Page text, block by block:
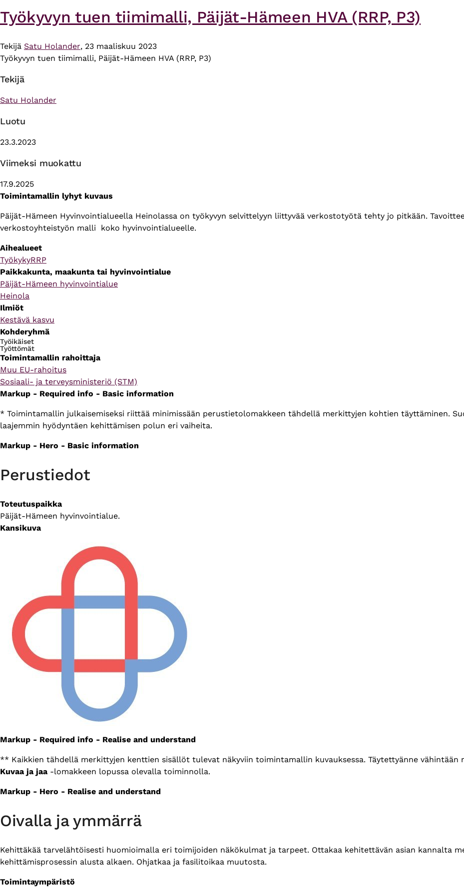
Työkyvyn tuen tiimimalli, Päijät-Hämeen HVA (RRP, P3)
Tekijä Satu Holander, 23 maaliskuu 2023
Työkyvyn tuen tiimimalli, Päijät-Hämeen HVA (RRP, P3)
Tekijä
Satu Holander
Luotu
23.3.2023
Viimeksi muokattu
17.9.2025
Toimintamallin lyhyt kuvaus
Päijät-Hämeen Hyvinvointialueella Heinolassa on työkyvyn selvittelyyn liittyvää verkostotyötä tehty jo pitkään.
verkostoyhteistyön malli koko hyvinvointialueelle.
Aihealueet
TyökykyRRP
Paikkakunta, maakunta tai hyvinvointialue
Päijät-Hämeen hyvinvointialue
Heinola
Ilmiöt
Kestävä kasvu
Kohderyhmä
Työikäiset
Työttömät
Toimintamallin rahoittaja
Muu EU-rahoitus
Sosiaali- ja terveysministeriö (STM)
Markup - Required info - Basic information
* Toimintamallin julkaisemiseksi riittää minimissään perustietolomakkeen tähdellä merkittyjen kohtien täyttäminen.
laajemmin hyödyntäen kehittämisen polun eri vaiheita.
Markup - Hero - Basic information
Perustiedot
Toteutuspaikka
Päijät-Hämeen hyvinvointialue.
Kansikuva
Markup - Required info - Realise and understand
** Kaikkien tähdellä merkittyjen kenttien sisällöt tulevat näkyviin toimintamallin kuvauksessa. Täytettyänne
Kuvaa ja jaa -lomakkeen lopussa olevalla toiminnolla.
Markup - Hero - Realise and understand
Oivalla ja ymmärrä
Kehittäkää tarvelähtöisesti huomioimalla eri toimijoiden näkökulmat ja tarpeet. Ottakaa kehitettävän asian kannalta
kehittämisprosessin alusta alkaen. Ohjatkaa ja fasilitoikaa muutosta.
Toimintaympäristö